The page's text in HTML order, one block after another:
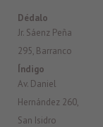
Dédalo
Jr. Sáenz Peña
295, Barranco
Índigo
Av. Daniel
Hernández 260,
San Isidro